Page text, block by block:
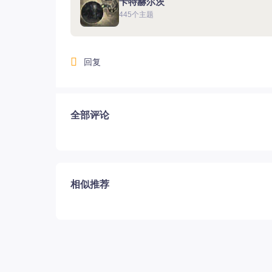
12.22国服圣骑士上线
445个主题
回复
全部评论
相似推荐